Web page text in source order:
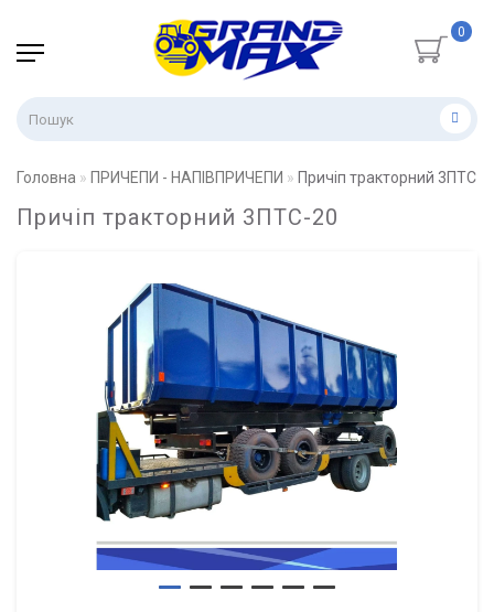
0
Головна ПРИЧЕПИ - НАПІВПРИЧЕПИ Причіп тракторний 3ПТС-
Причіп тракторний 3ПТС-20